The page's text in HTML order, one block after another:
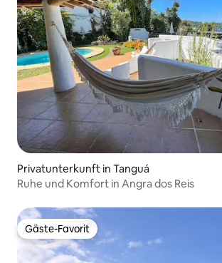
Privatunterkunft in Tanguá
Ruhe und Komfort in Angra dos Reis
Gäste-Favorit
Gäste-Favorit